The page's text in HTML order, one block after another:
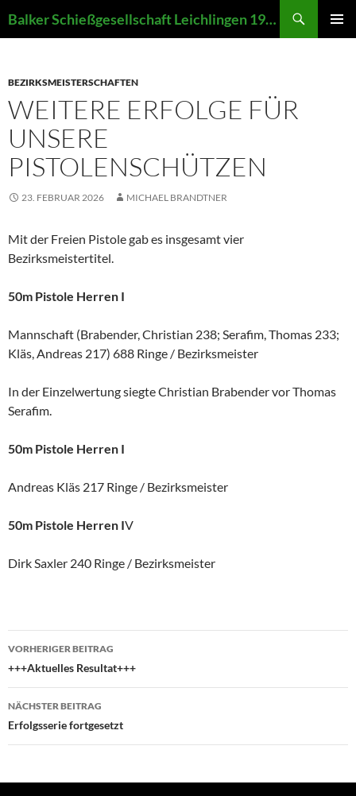
Inhalt
Balker Schießgesellschaft Leichlingen 1907 e.V.
BEZIRKSMEISTERSCHAFTEN
WEITERE ERFOLGE FÜR
UNSERE
PISTOLENSCHÜTZEN
23. FEBRUAR 2026 MICHAEL BRANDTNER
Mit der Freien Pistole gab es insgesamt vier
Bezirksmeistertitel.
50m Pistole Herren I
Mannschaft (Brabender, Christian 238; Serafim, Thomas 233;
Kläs, Andreas 217) 688 Ringe / Bezirksmeister
In der Einzelwertung siegte Christian Brabender vor Thomas
Serafim.
50m Pistole Herren I
Andreas Kläs 217 Ringe / Bezirksmeister
50m Pistole Herren IV
Dirk Saxler 240 Ringe / Bezirksmeister
Beitragsnavigation
VORHERIGER BEITRAG
+++Aktuelles Resultat+++
NÄCHSTER BEITRAG
Erfolgsserie fortgesetzt